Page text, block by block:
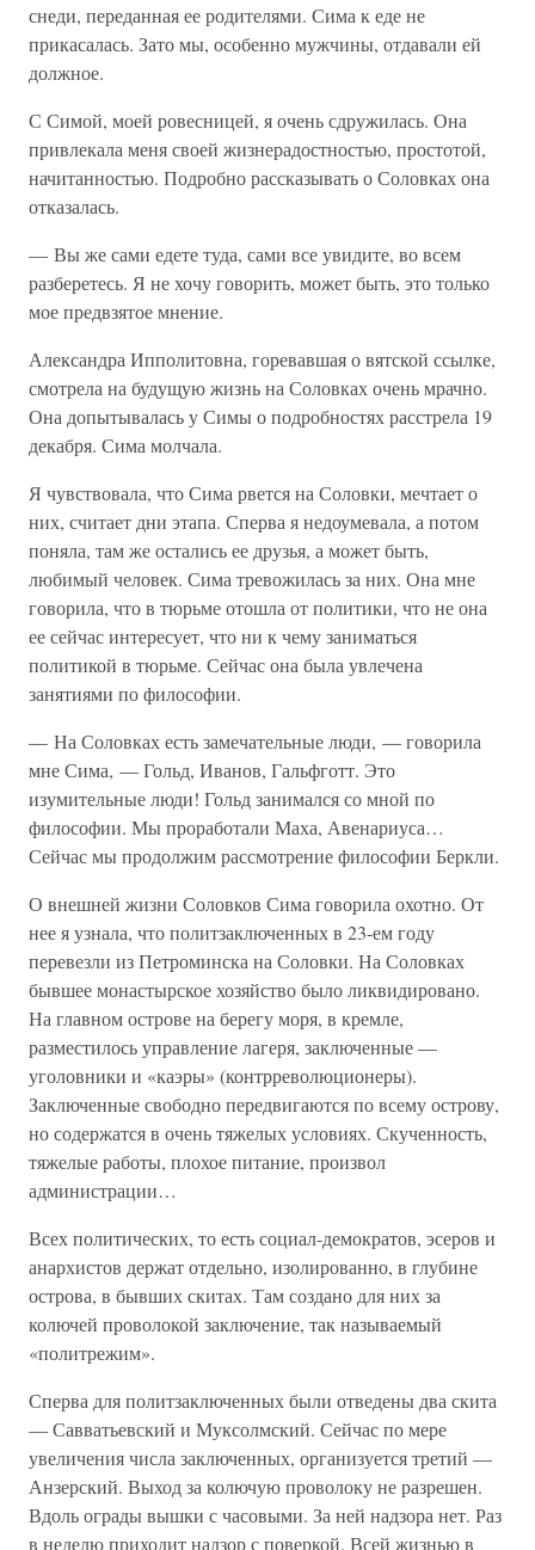
снеди, переданная ее родителями. Сима к еде не
прикасалась. Зато мы, особенно мужчины, отдавали ей
должное.
С Симой, моей ровесницей, я очень сдружилась. Она
привлекала меня своей жизнерадостностью, простотой,
начитанностью. Подробно рассказывать о Соловках она
отказалась.
— Вы же сами едете туда, сами все увидите, во всем
разберетесь. Я не хочу говорить, может быть, это только
мое предвзятое мнение.
Александра Ипполитовна, горевавшая о вятской ссылке,
смотрела на будущую жизнь на Соловках очень мрачно.
Она допытывалась у Симы о подробностях расстрела 19
декабря. Сима молчала.
Я чувствовала, что Сима рвется на Соловки, мечтает о
них, считает дни этапа. Сперва я недоумевала, а потом
поняла, там же остались ее друзья, а может быть,
любимый человек. Сима тревожилась за них. Она мне
говорила, что в тюрьме отошла от политики, что не она
ее сейчас интересует, что ни к чему заниматься
политикой в тюрьме. Сейчас она была увлечена
занятиями по философии.
— На Соловках есть замечательные люди, — говорила
мне Сима, — Гольд, Иванов, Гальфготт. Это
изумительные люди! Гольд занимался со мной по
философии. Мы проработали Маха, Авенариуса…
Сейчас мы продолжим рассмотрение философии Беркли.
О внешней жизни Соловков Сима говорила охотно. От
нее я узнала, что политзаключенных в 23-ем году
перевезли из Петроминска на Соловки. На Соловках
бывшее монастырское хозяйство было ликвидировано.
На главном острове на берегу моря, в кремле,
разместилось управление лагеря, заключенные —
уголовники и «каэры» (контрреволюционеры).
Заключенные свободно передвигаются по всему острову,
но содержатся в очень тяжелых условиях. Скученность,
тяжелые работы, плохое питание, произвол
администрации…
Всех политических, то есть социал-демократов, эсеров и
анархистов держат отдельно, изолированно, в глубине
острова, в бывших скитах. Там создано для них за
колючей проволокой заключение, так называемый
«политрежим».
Сперва для политзаключенных были отведены два скита
— Савватьевский и Муксолмский. Сейчас по мере
увеличения числа заключенных, организуется третий —
Анзерский. Выход за колючую проволоку не разрешен.
Вдоль ограды вышки с часовыми. За ней надзора нет. Раз
в неделю приходит надзор с поверкой. Всей жизнью в